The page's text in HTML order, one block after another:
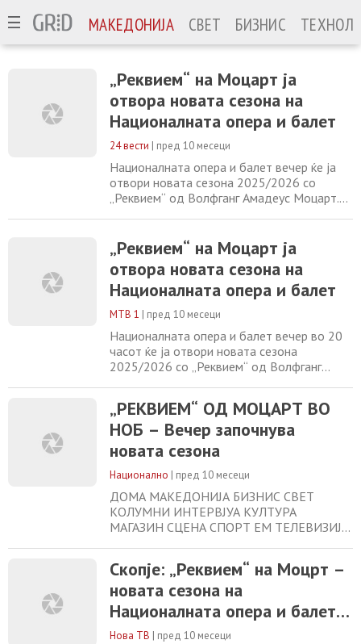
МАКЕДОНИЈА СВЕТ БИЗНИС
„Реквием“ на Моцарт ја
отвора новата сезона на
Националната опера и балет
24 вести | пред 10 месеци
Националната опера и балет вечер ќе ја
отвори новата сезона 2025/2026 со
„Реквием“ од Волфганг Амадеус Моцарт.
„Реквием“ е последното и недовршено
дело на Моцарт, создадено во
последните месеци од неговиот живот и
обвиено со мистерија и легенди. Делото
„Реквием“ на Моцарт ја
отвора новата сезона на
Националната опера и балет
МТВ 1 | пред 10 месеци
Националната опера и балет вечер во 20
часот ќе ја отвори новата сезона
2025/2026 со „Реквием“ од Волфганг
најемотивни ремек-дела во историјата на
класичната музика, „Реквием“ е
последното и недовршено дело на
Моцарт, создадено во последните месеци
од неговиот живот и обвиено со мистерија
и легенди. Делото претставува
„РЕКВИЕМ“ ОД МОЦАРТ ВО
НОБ – Вечер започнува
новата сезона
Национално | пред 10 месеци
ДОМА МАКЕДОНИЈА БИЗНИС СВЕТ
КОЛУМНИ ИНТЕРВЈУА КУЛТУРА
МАГАЗИН СЦЕНА СПОРТ ЕМ ТЕЛЕВИЗИЈА
НОБ – Вечер започнува новата сезона
Настапот ќе се одржи под диригентската
палка на италијанскиот маестро Џанлука
Мартиненги. 3 октомври, 2025 10:08
Националната опера и балет вечер ќе ја
започне сезоната 2025/2026 со изведба
Скопје: „Реквием“ на Моцрт –
новата сезона на
Националната опера и балет /
3. октомври 2025 / 20.00
Нова ТВ | пред 10 месеци